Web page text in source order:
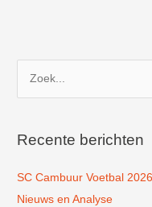
k
a
a
Recente berichten
SC Cambuur Voetbal
Nieuws en Analyse